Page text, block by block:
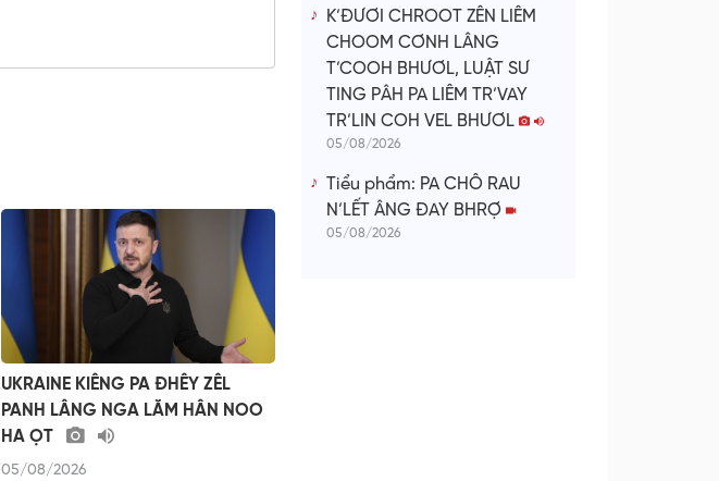
UKRAINE KIÊNG PA ĐHÊY ZÊL
PANH LÂNG NGA LĂM HÂN NOO
HA ỌT
05/08/2026
K’ĐƯƠI CHROOT ZÊN LIÊM
CHOOM CƠNH LÂNG
T’COOH BHƯƠL, LUẬT SƯ
TING PÂH PA LIÊM TR’VAY
TR’LIN COH VEL BHƯƠL
05/08/2026
Tiểu phẩm: PA CHÔ RAU
N’LẾT ÂNG ĐAY BHRỢ
05/08/2026